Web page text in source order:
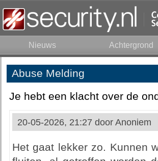
Nieuws Achtergrond
Abuse Melding
Je hebt een klacht over de
20-05-2026, 21:27 door Anoniem
Het gaat lekker zo. Kunnen